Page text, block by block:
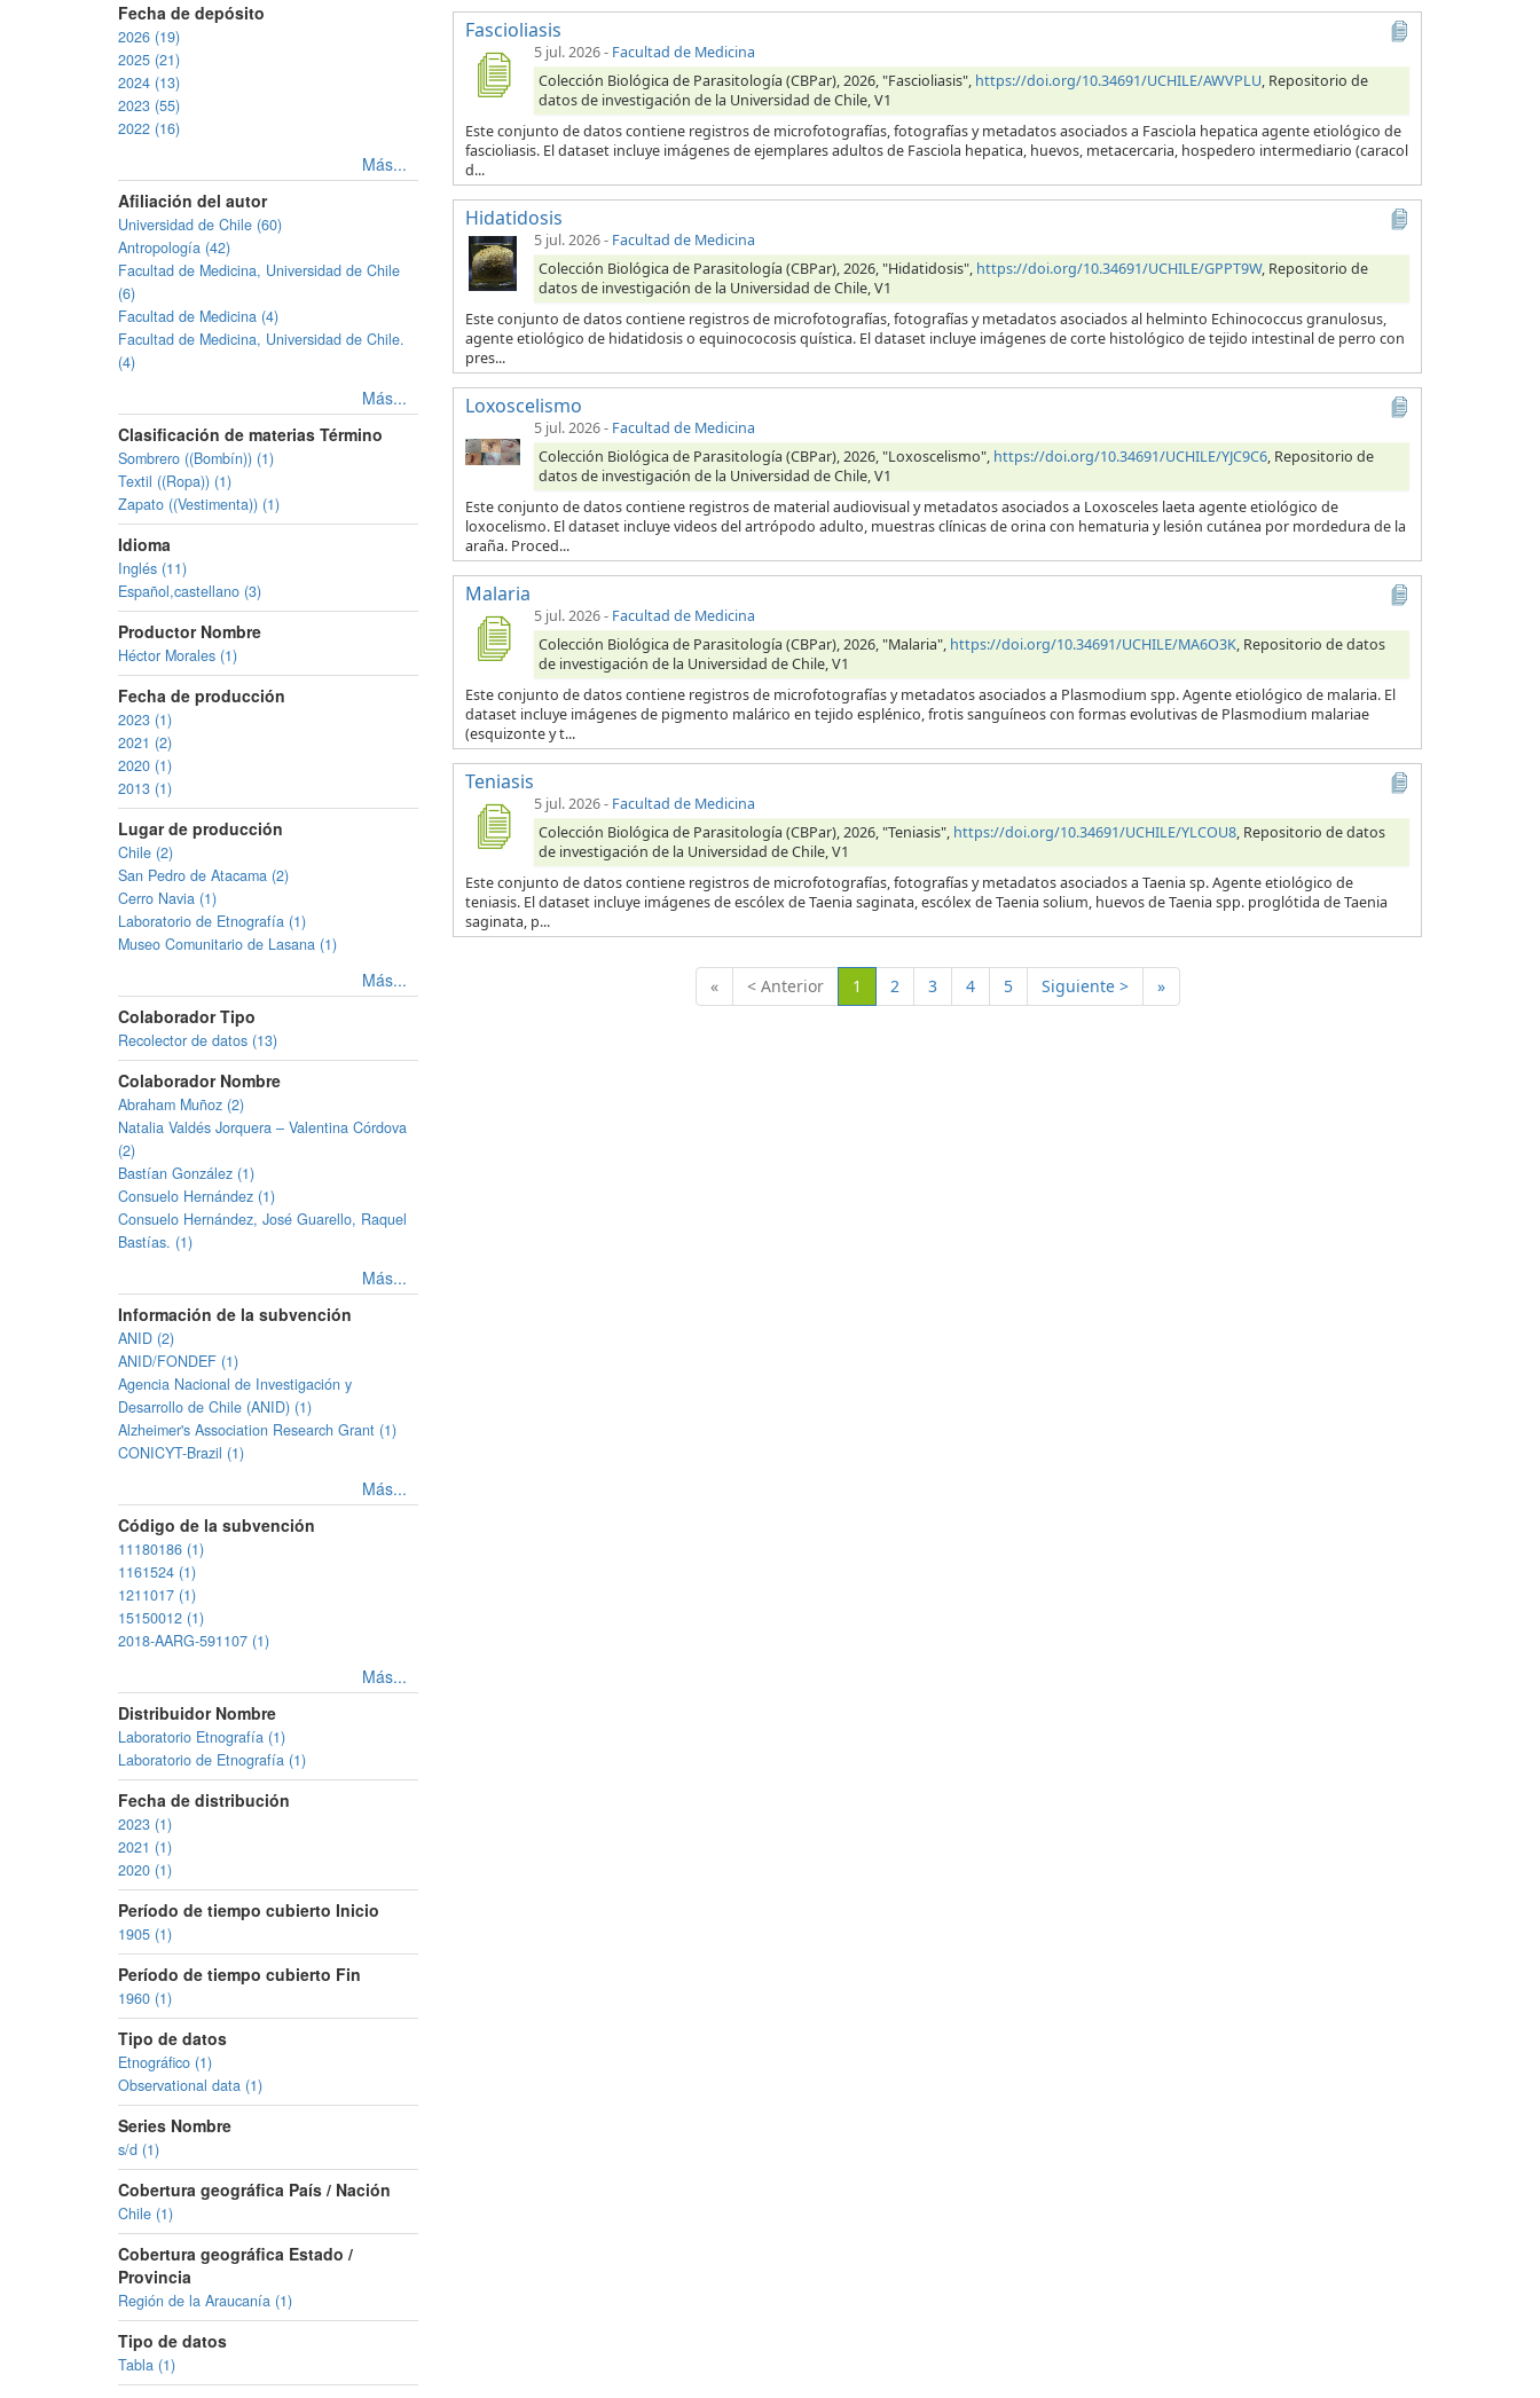
Fecha de depósito
2026 (19)
2025 (21)
2024 (13)
2023 (55)
2022 (16)
Más...
Afiliación del autor
Universidad de Chile (60)
Antropología (42)
Facultad de Medicina, Universidad de Chile
(6)
Facultad de Medicina (4)
Facultad de Medicina, Universidad de Chile.
(4)
Más...
Clasificación de materias Término
Sombrero ((Bombín)) (1)
Textil ((Ropa)) (1)
Zapato ((Vestimenta)) (1)
Idioma
Inglés (11)
Español,castellano (3)
Productor Nombre
Héctor Morales (1)
Fecha de producción
2023 (1)
2021 (2)
2020 (1)
2013 (1)
Lugar de producción
Chile (2)
San Pedro de Atacama (2)
Cerro Navia (1)
Laboratorio de Etnografía (1)
Museo Comunitario de Lasana (1)
Más...
Colaborador Tipo
Recolector de datos (13)
Colaborador Nombre
Abraham Muñoz (2)
Natalia Valdés Jorquera – Valentina Córdova
(2)
Bastían González (1)
Consuelo Hernández (1)
Consuelo Hernández, José Guarello, Raquel
Bastías. (1)
Más...
Información de la subvención
ANID (2)
ANID/FONDEF (1)
Agencia Nacional de Investigación y
Desarrollo de Chile (ANID) (1)
Alzheimer's Association Research Grant (1)
CONICYT-Brazil (1)
Más...
Código de la subvención
11180186 (1)
1161524 (1)
1211017 (1)
15150012 (1)
2018-AARG-591107 (1)
Más...
Distribuidor Nombre
Laboratorio Etnografía (1)
Laboratorio de Etnografía (1)
Fecha de distribución
2023 (1)
2021 (1)
2020 (1)
Período de tiempo cubierto Inicio
1905 (1)
Período de tiempo cubierto Fin
1960 (1)
Tipo de datos
Etnográfico (1)
Observational data (1)
Series Nombre
s/d (1)
Cobertura geográfica País / Nación
Chile (1)
Cobertura geográfica Estado /
Provincia
Región de la Araucanía (1)
Tipo de datos
Tabla (1)
Fascioliasis
5 jul. 2026- Facultad de Medicina
Colección Biológica de Parasitología (CBPar), 2026, "Fascioliasis", https://doi.org/10.34691/UCHILE/AWVPLU, Repositorio de
datos de investigación de la Universidad de Chile, V1
Este conjunto de datos contiene registros de microfotografías, fotografías y metadatos asociados a Fasciola hepatica agente etiológico de
fascioliasis. El dataset incluye imágenes de ejemplares adultos de Fasciola hepatica, huevos, metacercaria, hospedero intermediario (caracol
d...
Hidatidosis
5 jul. 2026- Facultad de Medicina
Colección Biológica de Parasitología (CBPar), 2026, "Hidatidosis", https://doi.org/10.34691/UCHILE/GPPT9W, Repositorio de
datos de investigación de la Universidad de Chile, V1
Este conjunto de datos contiene registros de microfotografías, fotografías y metadatos asociados al helminto Echinococcus granulosus,
agente etiológico de hidatidosis o equinococosis quística. El dataset incluye imágenes de corte histológico de tejido intestinal de perro con
pres...
Loxoscelismo
5 jul. 2026- Facultad de Medicina
Colección Biológica de Parasitología (CBPar), 2026, "Loxoscelismo", https://doi.org/10.34691/UCHILE/YJC9C6, Repositorio de
datos de investigación de la Universidad de Chile, V1
Este conjunto de datos contiene registros de material audiovisual y metadatos asociados a Loxosceles laeta agente etiológico de
loxocelismo. El dataset incluye videos del artrópodo adulto, muestras clínicas de orina con hematuria y lesión cutánea por mordedura de la
araña. Proced...
Malaria
5 jul. 2026- Facultad de Medicina
Colección Biológica de Parasitología (CBPar), 2026, "Malaria", https://doi.org/10.34691/UCHILE/MA6O3K, Repositorio de datos
de investigación de la Universidad de Chile, V1
Este conjunto de datos contiene registros de microfotografías y metadatos asociados a Plasmodium spp. Agente etiológico de malaria. El
dataset incluye imágenes de pigmento malárico en tejido esplénico, frotis sanguíneos con formas evolutivas de Plasmodium malariae
(esquizonte y t...
Teniasis
5 jul. 2026- Facultad de Medicina
Colección Biológica de Parasitología (CBPar), 2026, "Teniasis", https://doi.org/10.34691/UCHILE/YLCOU8, Repositorio de datos
de investigación de la Universidad de Chile, V1
Este conjunto de datos contiene registros de microfotografías, fotografías y metadatos asociados a Taenia sp. Agente etiológico de
teniasis. El dataset incluye imágenes de escólex de Taenia saginata, escólex de Taenia solium, huevos de Taenia spp. proglótida de Taenia
saginata, p...
« < Anterior 1 (Actual)
2 3 4 5 Siguiente > »